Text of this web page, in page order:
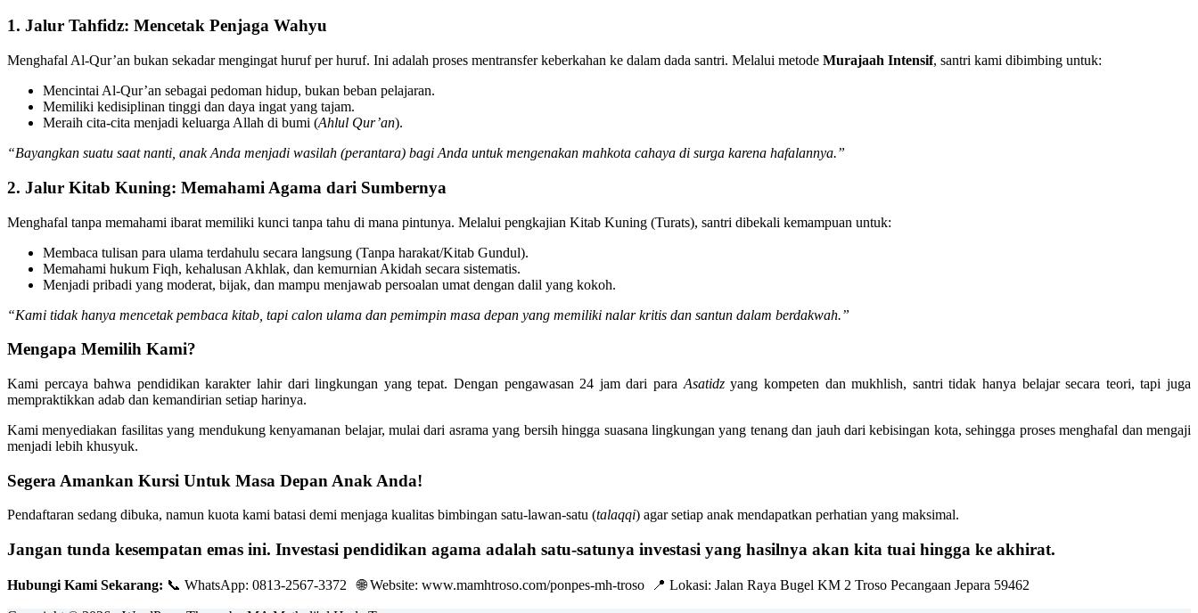
1. Jalur Tahfidz: Mencetak Penjaga Wahyu
Menghafal Al-Qur’an bukan sekadar mengingat huruf per huruf. Ini adalah proses mentransfer keberkahan ke dalam dada santri. Melalui metode Murajaah Intensif, santri kami dibimbing untuk:
Mencintai Al-Qur’an sebagai pedoman hidup, bukan beban pelajaran.
Memiliki kedisiplinan tinggi dan daya ingat yang tajam.
Meraih cita-cita menjadi keluarga Allah di bumi (Ahlul Qur’an).
“Bayangkan suatu saat nanti, anak Anda menjadi wasilah (perantara) bagi Anda untuk mengenakan mahkota cahaya di surga karena hafalannya.”
2. Jalur Kitab Kuning: Memahami Agama dari Sumbernya
Menghafal tanpa memahami ibarat memiliki kunci tanpa tahu di mana pintunya. Melalui pengkajian Kitab Kuning (Turats), santri dibekali kemampuan untuk:
Membaca tulisan para ulama terdahulu secara langsung (Tanpa harakat/Kitab Gundul).
Memahami hukum Fiqh, kehalusan Akhlak, dan kemurnian Akidah secara sistematis.
Menjadi pribadi yang moderat, bijak, dan mampu menjawab persoalan umat dengan dalil yang kokoh.
“Kami tidak hanya mencetak pembaca kitab, tapi calon ulama dan pemimpin masa depan yang memiliki nalar kritis dan santun dalam berdakwah.”
Mengapa Memilih Kami?
Kami percaya bahwa pendidikan karakter lahir dari lingkungan yang tepat. Dengan pengawasan 24 jam dari para Asatidzyang kompeten dan mukhlish, santri tidak hanya belajar secara teori, tapi juga
mempraktikkan adab dan kemandirian setiap harinya.
Kami menyediakan fasilitas yang mendukung kenyamanan belajar, mulai dari asrama yang bersih hingga suasana lingkungan yang tenang dan jauh dari kebisingan kota, sehingga proses menghafal dan mengaji
menjadi lebih khusyuk.
Segera Amankan Kursi Untuk Masa Depan Anak Anda!
Pendaftaran sedang dibuka, namun kuota kami batasi demi menjaga kualitas bimbingan satu-lawan-satu (talaqqi) agar setiap anak mendapatkan perhatian yang maksimal.
Jangan tunda kesempatan emas ini. Investasi pendidikan agama adalah satu-satunya investasi yang hasilnya akan kita tuai hingga ke akhirat.
Hubungi Kami Sekarang: 📞 WhatsApp: 0813-2567-3372 🌐 Website: www.mamhtroso.com/ponpes-mh-troso 📍 Lokasi: Jalan Raya Bugel KM 2 Troso Pecangaan Jepara 59462